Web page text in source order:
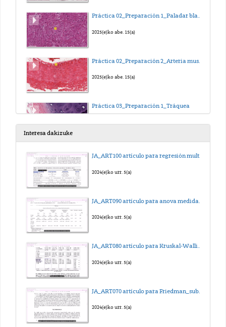
Práctica 02_Preparación 1_Paladar blando de conejo
2025(e)ko abe. 15(a)
2025(e)ko abe. 15(a)
Práctica 03_Preparación 1_Tráquea
Interesa dakizuke
JA_ART100 artículo para regresión multilineal_sub_eus
2024(e)ko urr. 5(a)
2024(e)ko urr. 5(a)
JA_ART080 artículo para Kruskal-Wallis_sub_eus
2024(e)ko urr. 5(a)
2024(e)ko urr. 5(a)